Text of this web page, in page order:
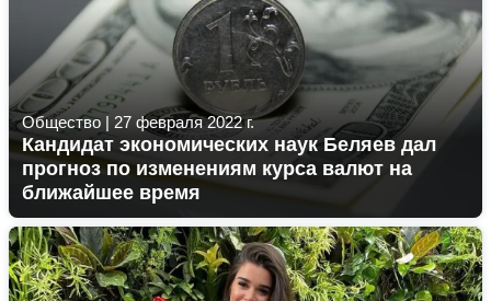
Общество | 27 февраля 2022 г.
Кандидат экономических наук Беляев дал
прогноз по изменениям курса валют на
ближайшее время